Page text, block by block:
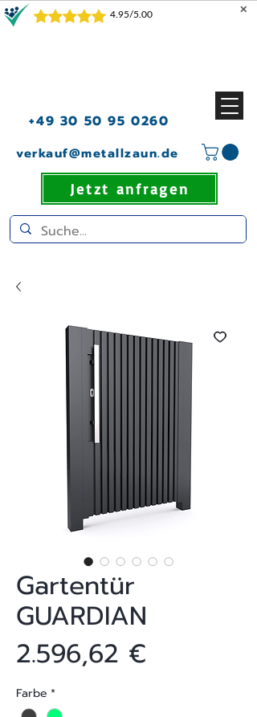
✕
+49 30 50 95 0260
verkauf@metallzaun.de
Jetzt anfragen
Gartentür
GUARDIAN
2.596,62 €
Farbe *